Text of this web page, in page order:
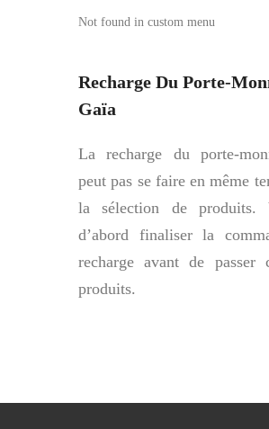
Not found in custom menu
Recharge Du Porte-
Gaïa
La recharge du porte-
peut pas se faire en même
la sélection de produits.
d’abord finaliser la
recharge avant de passer
produits.